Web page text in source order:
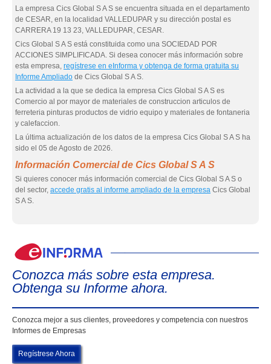
La empresa Cics Global S A S se encuentra situada en el departamento
de CESAR, en la localidad VALLEDUPAR y su dirección postal es
CARRERA 19 13 23, VALLEDUPAR, CESAR.
Cics Global S A S está constituida como una SOCIEDAD POR
ACCIONES SIMPLIFICADA. Si desea conocer más información sobre
esta empresa, regístrese en eInforma y obtenga de forma gratuita su
Informe Ampliado de Cics Global S A S.
La actividad a la que se dedica la empresa Cics Global S A S es
Comercio al por mayor de materiales de construccion articulos de
ferreteria pinturas productos de vidrio equipo y materiales de fontaneria
y calefaccion.
La última actualización de los datos de la empresa Cics Global S A S ha
sido el 05 de Agosto de 2026.
Información Comercial de Cics Global S A S
Si quieres conocer más información comercial de Cics Global S A S o
del sector, accede gratis al informe ampliado de la empresa Cics Global
S A S.
Conozca más sobre esta empresa.
Obtenga su Informe ahora.
Conozca mejor a sus clientes, proveedores y competencia con nuestros
Informes de Empresas
Regístrese Ahora